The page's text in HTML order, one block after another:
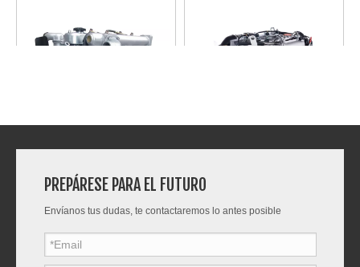
Preguntar Preguntar
PREPÁRESE PARA EL FUTURO
Envíanos tus dudas, te contactaremos lo antes posible